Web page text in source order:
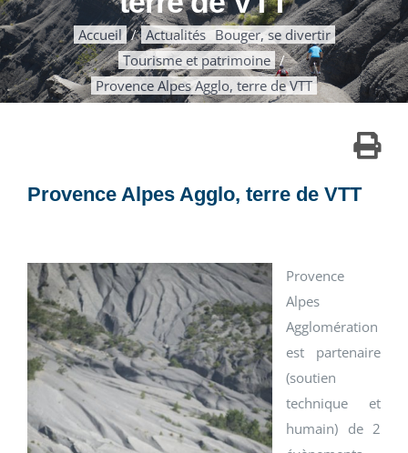
Accueil Actualités Bouger, se divertir
Tourisme et patrimoine
Provence Alpes Agglo, terre de VTT
Provence Alpes Agglo, terre de VTT
Provence
Alpes
Agglomération
est partenaire
(soutien
technique et
humain) de 2